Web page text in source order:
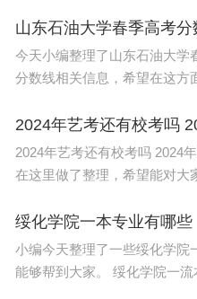
东艺考报名是11
今天小编整理了山东石油大学
分数线相关信息，希望在这方面
580分，理科录取批次本科批
2024年艺考还有校考吗
2024年艺考还有校考吗 2024
在这里做了整理，希望能对大
2024年艺考改革政策如下
绥化学院一本专业有哪些
小编今天整理了一些绥化学院
能够帮到大家。 绥化学院一流本科专业有数学与应用数学、食